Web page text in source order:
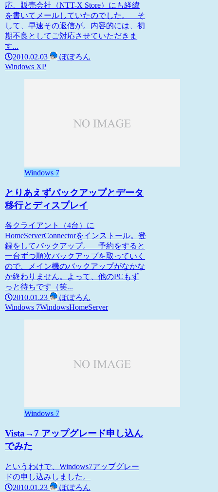
応、販売会社（NTT-X Store）にも経緯
を書いてメールしていたのでした。 そ
して、早速その返信が。内容的には、初
期不良としてご対応させていただきま
す...
2010.02.03
ぽぽろん
Windows XP
Windows 7
とりあえずバックアップとデータ
移行とディスプレイ
各クライアント（4台）に
HomeServerConnectorをインストール。登
録をしてバックアップ。 予約をすると
一台ずつ順次バックアップを取っていく
ので、メイン機のバックアップがなかな
か終わりません。よって、他のPCもず
っと待ちです（笑...
2010.01.23
ぽぽろん
Windows 7WindowsHomeServer
Windows 7
Vista→7 アップグレード申し込ん
でみた
というわけで、Windows7アップグレー
ドの申し込みしました。
2010.01.23
ぽぽろん